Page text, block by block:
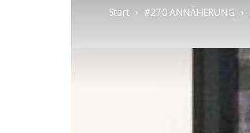
Start #270 ANNÄHERUNG